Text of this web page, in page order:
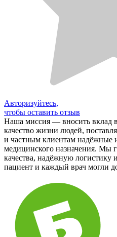
Авторизуйтесь,
чтобы оставить отзыв
Наша миссия — вносить вклад в
качество жизни людей,
и частным клиентам надёжные
медицинского назначения. Мы
качества, надёжную логистику
пациент и каждый врач могли